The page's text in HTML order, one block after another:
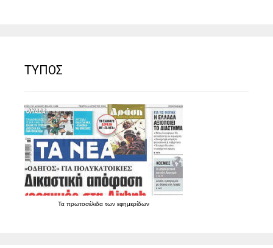
ΤΥΠΟΣ
Τα πρωτοσέλιδα των εφημερίδων